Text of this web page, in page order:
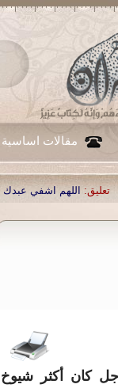
مقالات اساسية
صبحي منصور |تعليق: ...
|
كان أكثر شيوخ